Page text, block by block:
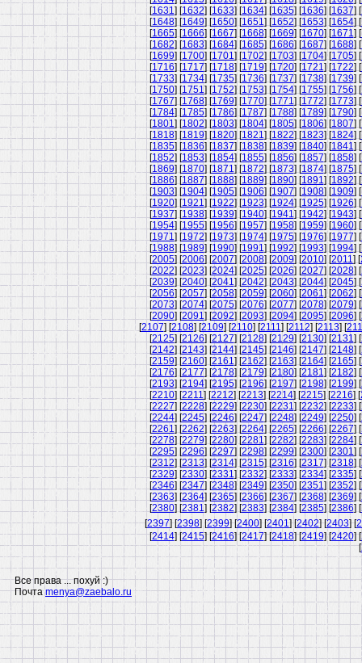
[1631] [1632] [1633] [1634] [1635] [1636] [1637] [
[1648] [1649] [1650] [1651] [1652] [1653] [1654] [
[1665] [1666] [1667] [1668] [1669] [1670] [1671] [
[1682] [1683] [1684] [1685] [1686] [1687] [1688] [
[1699] [1700] [1701] [1702] [1703] [1704] [1705] [
[1716] [1717] [1718] [1719] [1720] [1721] [1722] [
[1733] [1734] [1735] [1736] [1737] [1738] [1739] [
[1750] [1751] [1752] [1753] [1754] [1755] [1756] [
[1767] [1768] [1769] [1770] [1771] [1772] [1773] [
[1784] [1785] [1786] [1787] [1788] [1789] [1790] [
[1801] [1802] [1803] [1804] [1805] [1806] [1807] [
[1818] [1819] [1820] [1821] [1822] [1823] [1824] [
[1835] [1836] [1837] [1838] [1839] [1840] [1841] [
[1852] [1853] [1854] [1855] [1856] [1857] [1858] [
[1869] [1870] [1871] [1872] [1873] [1874] [1875] [
[1886] [1887] [1888] [1889] [1890] [1891] [1892] [
[1903] [1904] [1905] [1906] [1907] [1908] [1909] [
[1920] [1921] [1922] [1923] [1924] [1925] [1926] [
[1937] [1938] [1939] [1940] [1941] [1942] [1943] [
[1954] [1955] [1956] [1957] [1958] [1959] [1960] [
[1971] [1972] [1973] [1974] [1975] [1976] [1977] [
[1988] [1989] [1990] [1991] [1992] [1993] [1994] [
[2005] [2006] [2007] [2008] [2009] [2010] [2011] [
[2022] [2023] [2024] [2025] [2026] [2027] [2028] [
[2039] [2040] [2041] [2042] [2043] [2044] [2045] [
[2056] [2057] [2058] [2059] [2060] [2061] [2062] [
[2073] [2074] [2075] [2076] [2077] [2078] [2079] [
[2090] [2091] [2092] [2093] [2094] [2095] [2096] [
[2107] [2108] [2109] [2110] [2111] [2112] [2113] [
[2125] [2126] [2127] [2128] [2129] [2130] [2131] [
[2142] [2143] [2144] [2145] [2146] [2147] [2148] [
[2159] [2160] [2161] [2162] [2163] [2164] [2165] [
[2176] [2177] [2178] [2179] [2180] [2181] [2182] [
[2193] [2194] [2195] [2196] [2197] [2198] [2199] [
[2210] [2211] [2212] [2213] [2214] [2215] [2216] [
[2227] [2228] [2229] [2230] [2231] [2232] [2233] [
[2244] [2245] [2246] [2247] [2248] [2249] [2250] [
[2261] [2262] [2263] [2264] [2265] [2266] [2267] [
[2278] [2279] [2280] [2281] [2282] [2283] [2284] [
[2295] [2296] [2297] [2298] [2299] [2300] [2301] [
[2312] [2313] [2314] [2315] [2316] [2317] [2318] [
[2329] [2330] [2331] [2332] [2333] [2334] [2335] [
[2346] [2347] [2348] [2349] [2350] [2351] [2352] [
[2363] [2364] [2365] [2366] [2367] [2368] [2369] [
[2380] [2381] [2382] [2383] [2384] [2385] [2386] [
[2397] [2398] [2399] [2400] [2401] [2402] [2403] [
[2414] [2415] [2416] [2417] [2418] [2419] [2420] [
[
Все права ... похуй :)
Почтаmenya@zaebalo.ru